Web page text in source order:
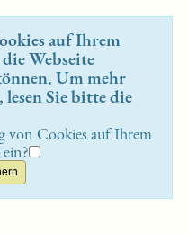
auf Ihrem
Webseite
Um mehr
Sie bitte die
von Cookies auf Ihrem